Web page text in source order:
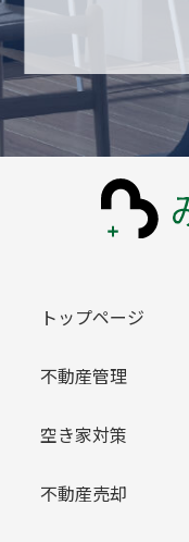
トップページ
不動産管理
空き家対策
不動産売却